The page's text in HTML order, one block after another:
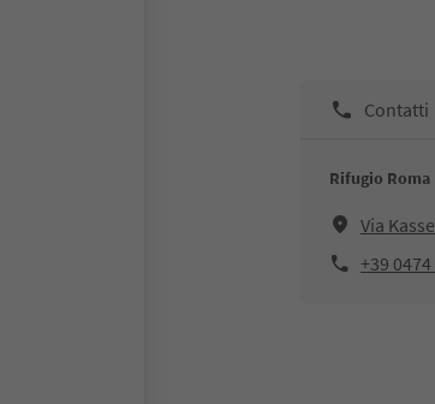
Contatti
Rifugio Roma
Via
+39